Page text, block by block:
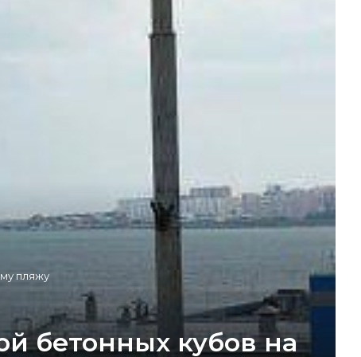
пляжу
бетонных кубов на